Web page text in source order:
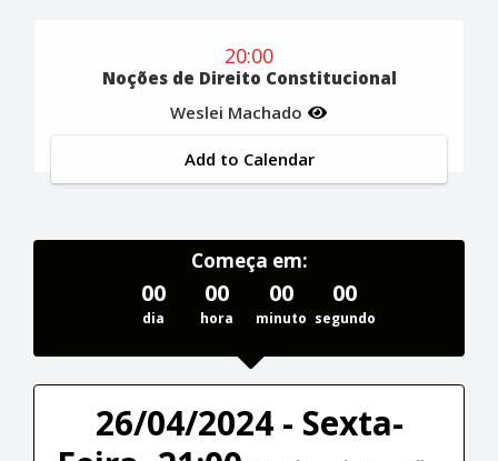
20:00
Noções de Direito Constitucional
Weslei Machado
Add to Calendar
Começa em:
00
dia
00
hora
00
minuto
00
segundo
26/04/2024 - Sexta-